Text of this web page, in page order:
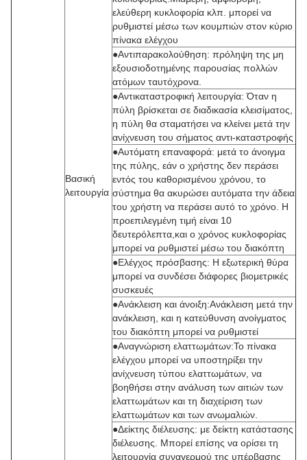
Βασική
λειτουργία
ελεύθερη κυκλοφορία κλπ. μπορεί να
ρυθμιστεί μέσω των κουμπιών στον κύριο
πίνακα ελέγχου
●Αντιπαρακολούθηση: πρόληψη της μη
εξουσιοδοτημένης παρουσίας πολλών
ατόμων ταυτόχρονα.
●Αντικαταστροφική λειτουργία: Όταν η
πύλη βρίσκεται σε διαδικασία κλεισίματος,
η πύλη θα σταματήσει να κλείνει μετά την
ανίχνευση του σήματος αντι-καταστροφής
●Αυτόματη επαναφορά: μετά το άνοιγμα
της πύλης, εάν ο χρήστης δεν περάσει
εντός του καθορισμένου χρόνου, το
σύστημα θα ακυρώσει αυτόματα την άδεια
του χρήστη να περάσει αυτό το χρόνο. Η
προεπιλεγμένη τιμή είναι 10
δευτερόλεπτα,και ο χρόνος κυκλοφορίας
μπορεί να ρυθμιστεί μέσω του διακόπτη
●Ελέγχος πρόσβασης: Η εξωτερική θύρα
μπορεί να συνδέσει διάφορες βιομετρικές
συσκευές
●Ανάκλειση και άνοιξη:Ανάκλειση μετά την
ανάκλειση, και η κατεύθυνση ανοίγματος
του διακόπτη μπορεί να ρυθμιστεί
●Αναγνώριση ελαττωμάτων:Το πίνακα
ελέγχου μπορεί να υποστηρίξει την
ανίχνευση τύπου ελαττωμάτων, να
βοηθήσει στην ανάλυση των αιτιών των
ελαττωμάτων και τη διαχείριση των
ελαττωμάτων και των ανωμαλιών.
●Δείκτης διέλευσης: με δείκτη κατάστασης
διέλευσης. Μπορεί επίσης να ορίσει τη
λειτουργία συναγερμού της υπέρβασης